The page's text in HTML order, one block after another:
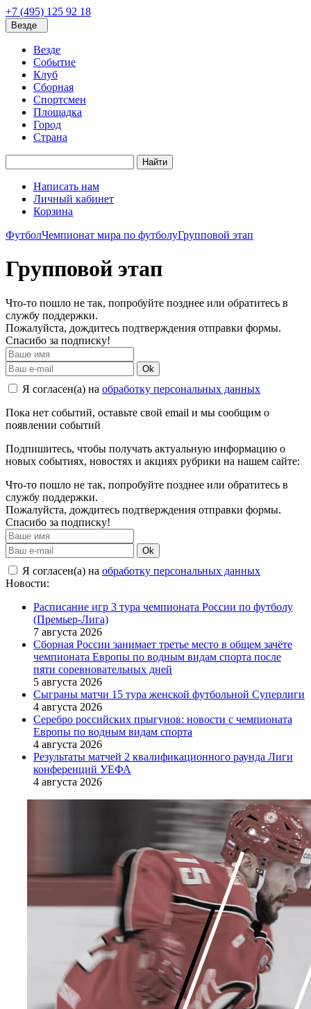
+7 (495) 125 92 18
Везде
Везде
Событие
Клуб
Сборная
Спортсмен
Площадка
Город
Страна
Найти
Написать нам
Личный кабинет
Корзина
ФутболЧемпионат мира по футболуГрупповой этап
Групповой этап
Что-то пошло не так, попробуйте позднее или обратитесь в
службу поддержки.
Пожалуйста, дождитесь подтверждения отправки формы.
Спасибо за подписку!
Ok
Я согласен(а) на обработку персональных данных
Пока нет событий, оставьте свой email и мы сообщим о
появлении событий
Подпишитесь, чтобы получать актуальную информацию о
новых событиях, новостях и акциях рубрики на нашем сайте:
Что-то пошло не так, попробуйте позднее или обратитесь в
службу поддержки.
Пожалуйста, дождитесь подтверждения отправки формы.
Спасибо за подписку!
Ok
Я согласен(а) на обработку персональных данных
Новости:
Расписание игр 3 тура чемпионата России по футболу
(Премьер-Лига)
7 августа 2026
Сборная России занимает третье место в общем зачёте
чемпионата Европы по водным видам спорта после
пяти соревновательных дней
5 августа 2026
Сыграны матчи 15 тура женской футбольной Суперлиги
4 августа 2026
Серебро российских прыгунов: новости с чемпионата
Европы по водным видам спорта
4 августа 2026
Результаты матчей 2 квалификационного раунда Лиги
конференций УЕФА
4 августа 2026